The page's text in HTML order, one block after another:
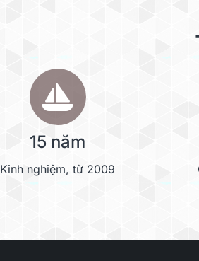
15 năm
Kinh nghiệm, từ 2009